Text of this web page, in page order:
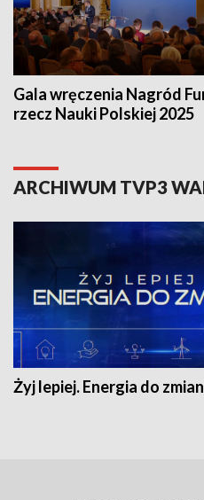
Gala wręczenia Nagród
rzecz Nauki Polskiej 2025
ARCHIWUM TVP3
Żyj lepiej. Energia do zmian